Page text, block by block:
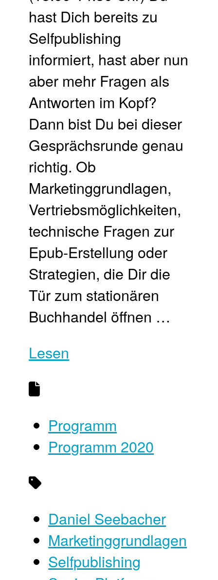
hast Dich bereits zu
Selfpublishing
informiert, hast aber nun
aber mehr Fragen als
Antworten im Kopf?
Dann bist Du bei dieser
Gesprächsrunde genau
richtig. Ob
Marketinggrundlagen,
Vertriebsmöglichkeiten,
technische Fragen zur
Epub-Erstellung oder
Strategien, die Dir die
Tür zum stationären
Buchhandel öffnen …
Lesen
Programm
Programm 2020
Daniel Seebacher
Marketinggrundlagen
Selfpublishing